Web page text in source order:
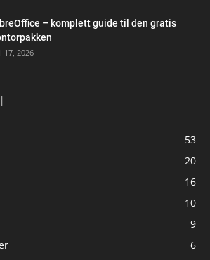
– komplett guide til den gratis
17, 2026
53
20
16
10
9
6